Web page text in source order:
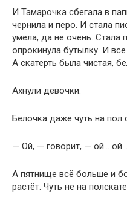
И Тамарочка сбегала в
чернила и перо. И стала
умела, да не очень. Стала
опрокинула бутылку. И
А скатерть была чистая,
Ахнули девочки.
Белочка даже чуть на пол
— Ой, — говорит, — ой…
А пятнище всё больше и
растёт. Чуть не на